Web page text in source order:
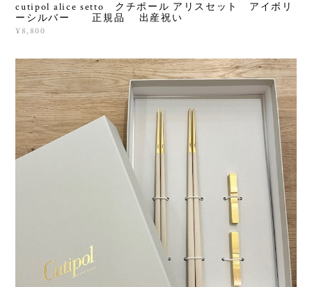
cutipol alice setto クチポール アリスセット アイボリ
ーシルバー 正規品 出産祝い
¥8,800